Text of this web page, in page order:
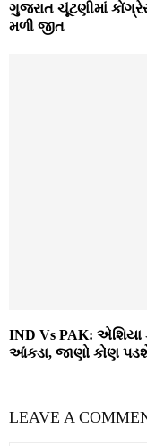
ગુજરાત ચૂંટણીમાં
મળી જીત
IND Vs PAK: એશિયા
આંકડા, જાણો કોણ પડશે
LEAVE A